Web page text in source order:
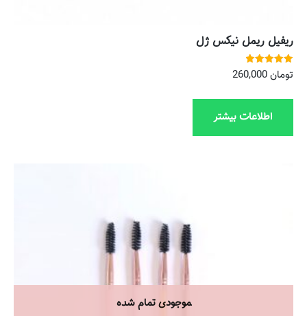
ریفیل ریمل نیکس ژل
نمره
5.00
تومان
اطلاعات بیشتر